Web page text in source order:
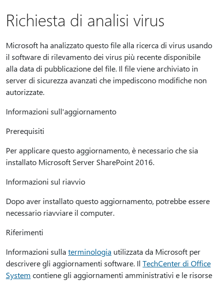
Richiesta di analisi virus
Microsoft ha analizzato questo file alla ricerca di virus usando
il software di rilevamento dei virus più recente disponibile
alla data di pubblicazione del file. Il file viene archiviato in
server di sicurezza avanzati che impediscono modifiche non
autorizzate.
Informazioni sull'aggiornamento
Prerequisiti
Per applicare questo aggiornamento, è necessario che sia
installato Microsoft Server SharePoint 2016.
Informazioni sul riavvio
Dopo aver installato questo aggiornamento, potrebbe essere
necessario riavviare il computer.
Riferimenti
Informazioni sulla terminologia utilizzata da Microsoft per
descrivere gli aggiornamenti software. Il TechCenter di Office
System contiene gli aggiornamenti amministrativi e le risorse